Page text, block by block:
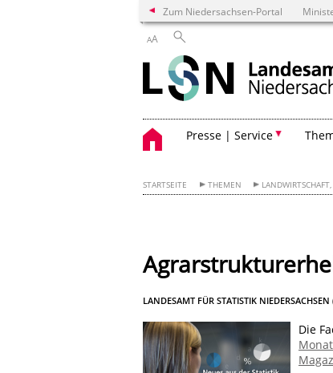
Zum Niedersachsen-Portal
AA
Presse | Service
STARTSEITE THEMEN
LANDESAMT FÜR STATISTIK NIEDERSACHSEN
Die